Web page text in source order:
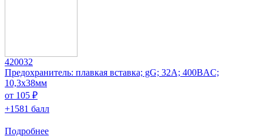
420032
Предохранитель: плавкая вставка; gG; 32А; 400ВAC;
10,3x38мм
от 105 ₽
+1581 балл
Подробнее